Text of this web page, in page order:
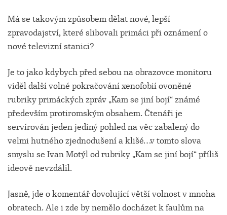
Má se takovým způsobem dělat nové, lepší
zpravodajství, které slibovali primáci při oznámení o
nové televizní stanici?
Je to jako kdybych před sebou na obrazovce monitoru
viděl další volné pokračování xenofobií ovoněné
rubriky primáckých zpráv „Kam se jiní bojí“ známé
především protiromským obsahem. Čtenáři je
servírován jeden jediný pohled na věc zabalený do
velmi hutného zjednodušení a klišé…v tomto slova
smyslu se Ivan Motýl od rubriky „Kam se jiní bojí“ příliš
ideově nevzdálil.
Jasně, jde o komentář dovolující větší volnost v mnoha
obratech. Ale i zde by nemělo docházet k faulům na